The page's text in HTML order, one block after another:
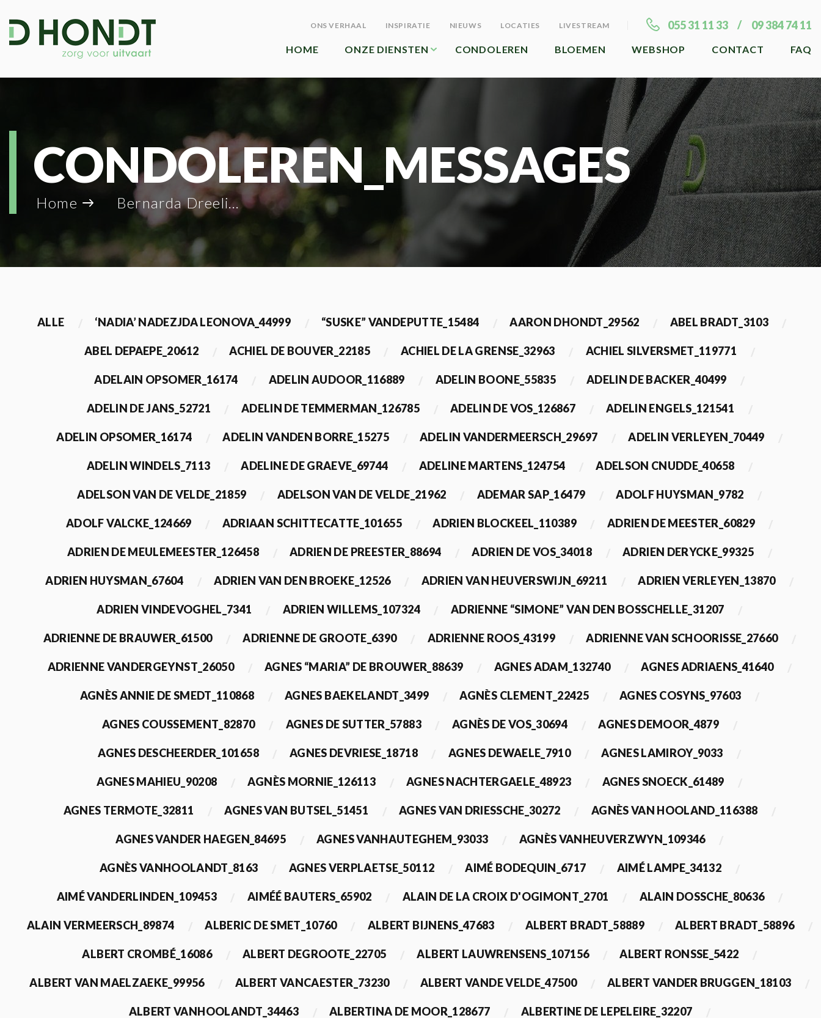
ONS VERHAAL INSPIRATIE NIEUWS LOCATIES LIVESTREAM 055 31 11 33 09 384 74 11
HOME ONZE DIENSTEN CONDOLEREN BLOEMEN WEBSHOP CONTACT FAQ
CONDOLEREN_MESSAGES
Home Bernarda Dreelinck_132011
ALLE ‘NADIA’ NADEZJDA LEONOVA_44999 “SUSKE” VANDEPUTTE_15484 AARON DHONDT_29562 ABEL BRADT_3103
ABEL DEPAEPE_20612 ACHIEL DE BOUVER_22185 ACHIEL DE LA GRENSE_32963 ACHIEL SILVERSMET_119771
ADELAIN OPSOMER_16174 ADELIN AUDOOR_116889 ADELIN BOONE_55835 ADELIN DE BACKER_40499
ADELIN DE JANS_52721 ADELIN DE TEMMERMAN_126785 ADELIN DE VOS_126867 ADELIN ENGELS_121541
ADELIN OPSOMER_16174 ADELIN VANDEN BORRE_15275 ADELIN VANDERMEERSCH_29697 ADELIN VERLEYEN_70449
ADELIN WINDELS_7113 ADELINE DE GRAEVE_69744 ADELINE MARTENS_124754 ADELSON CNUDDE_40658
ADELSON VAN DE VELDE_21859 ADELSON VAN DE VELDE_21962 ADEMAR SAP_16479 ADOLF HUYSMAN_9782
ADOLF VALCKE_124669 ADRIAAN SCHITTECATTE_101655 ADRIEN BLOCKEEL_110389 ADRIEN DE MEESTER_60829
ADRIEN DE MEULEMEESTER_126458 ADRIEN DE PREESTER_88694 ADRIEN DE VOS_34018 ADRIEN DERYCKE_99325
ADRIEN HUYSMAN_67604 ADRIEN VAN DEN BROEKE_12526 ADRIEN VAN HEUVERSWIJN_69211 ADRIEN VERLEYEN_13870
ADRIEN VINDEVOGHEL_7341 ADRIEN WILLEMS_107324 ADRIENNE “SIMONE” VAN DEN BOSSCHELLE_31207
ADRIENNE DE BRAUWER_61500 ADRIENNE DE GROOTE_6390 ADRIENNE ROOS_43199 ADRIENNE VAN SCHOORISSE_27660
ADRIENNE VANDERGEYNST_26050 AGNES “MARIA” DE BROUWER_88639 AGNES ADAM_132740 AGNES ADRIAENS_41640
AGNÈS ANNIE DE SMEDT_110868 AGNES BAEKELANDT_3499 AGNÈS CLEMENT_22425 AGNES COSYNS_97603
AGNES COUSSEMENT_82870 AGNES DE SUTTER_57883 AGNÈS DE VOS_30694 AGNES DEMOOR_4879
AGNES DESCHEERDER_101658 AGNES DEVRIESE_18718 AGNES DEWAELE_7910 AGNES LAMIROY_9033
AGNES MAHIEU_90208 AGNÈS MORNIE_126113 AGNES NACHTERGAELE_48923 AGNES SNOECK_61489
AGNES TERMOTE_32811 AGNES VAN BUTSEL_51451 AGNES VAN DRIESSCHE_30272 AGNÈS VAN HOOLAND_116388
AGNES VANDER HAEGEN_84695 AGNES VANHAUTEGHEM_93033 AGNÈS VANHEUVERZWYN_109346
AGNÈS VANHOOLANDT_8163 AGNES VERPLAETSE_50112 AIMÉ BODEQUIN_6717 AIMÉ LAMPE_34132
AIMÉ VANDERLINDEN_109453 AIMÉÉ BAUTERS_65902 ALAIN DE LA CROIX D'OGIMONT_2701 ALAIN DOSSCHE_80636
ALAIN VERMEERSCH_89874 ALBERIC DE SMET_10760 ALBERT BIJNENS_47683 ALBERT BRADT_58889 ALBERT BRADT_58896
ALBERT CROMBÉ_16086 ALBERT DEGROOTE_22705 ALBERT LAUWRENSENS_107156 ALBERT RONSSE_5422
ALBERT VAN MAELZAEKE_99956 ALBERT VANCAESTER_73230 ALBERT VANDE VELDE_47500 ALBERT VANDER BRUGGEN_18103
ALBERT VANHOOLANDT_34463 ALBERTINA DE MOOR_128677 ALBERTINE DE LEPELEIRE_32207